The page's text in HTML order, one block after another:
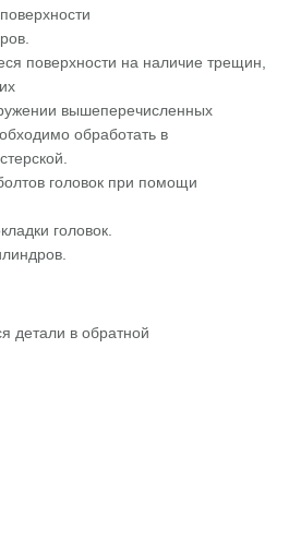
поверхности на наличие трещин,
вышеперечисленных
обработать в
головок при помощи
головок.
детали в обратной